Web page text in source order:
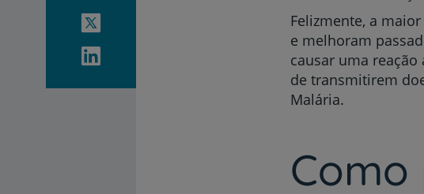
Felizmente, a
e melhoram
causar uma
de transmitirem
Malária.
Como